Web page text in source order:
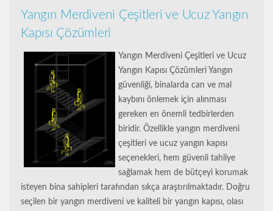
Yangın Merdiveni Çeşitleri ve Ucuz Yangın
Kapısı Çözümleri
Yangın Merdiveni Çeşitleri ve Ucuz
Yangın Kapısı Çözümleri Yangın
güvenliği, binalarda can ve mal
kaybını önlemek için alınması
gereken en önemli tedbirlerden
biridir. Özellikle yangın merdiveni
çeşitleri ve ucuz yangın kapısı
seçenekleri, hem güvenli tahliye
sağlamak hem de bütçeyi korumak
isteyen bina sahipleri tarafından sıkça araştırılmaktadır. Doğru
seçilen bir yangın merdiveni ve kaliteli bir yangın kapısı, olası